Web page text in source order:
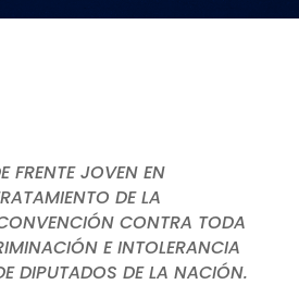
FRENTE JOVEN EN
DE LA
CONTRA TODA
E INTOLERANCIA
DIPUTADOS DE LA NACIÓN.